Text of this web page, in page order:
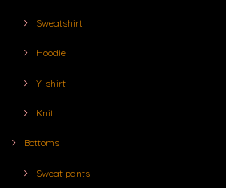
Sweatshirt
Hoodie
Y-shirt
Knit
Bottoms
Sweat pants